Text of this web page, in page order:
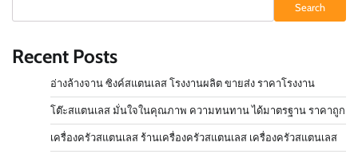
Search
Recent Posts
อ่างล้างจาน ซิงค์สแตนเลส โรงงานผลิต ขายส่ง ราคาโรงงาน
โต๊ะสแตนเลส มั่นใจในคุณภาพ ความทนทาน ได้มาตรฐาน ราคาถูก
เครื่องครัวสแตนเลส ร้านเครื่องครัวสแตนเลส เครื่องครัวสแตนเลส